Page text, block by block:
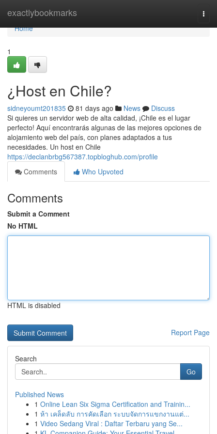
exactlybookmarks
Home
Home
1
¿Host en Chile?
sidneyoumt201835 81 days ago News
Discuss
Si quieres un servidor web de alta calidad, ¡Chile es el lugar
perfecto! Aquí encontrarás algunas de las mejores opciones de
alojamiento web del país, con planes adaptados a tus
necesidades. Un host en Chile
https://declanbrbg567387.topbloghub.com/profile
Comments
Who Upvoted
Comments
Submit a Comment
No HTML
HTML is disabled
Report Page
Search
Go
Published News
1 Online Lean Six Sigma Certification and Trainin...
1 ห้า เคล็ดลับ การคัดเลือก ระบบจัดการแขกงานแต่...
1 Video Sedang Viral : Daftar Terbaru yang Se...